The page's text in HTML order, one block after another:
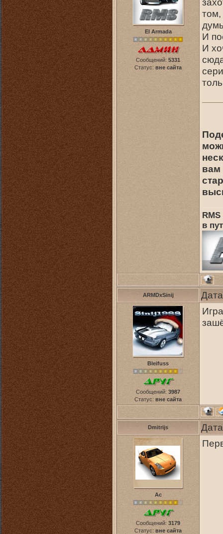
El Armada
Сообщений: 5331
Статус: вне сайта
том,
И
И
вам
в
ARMDxSinij
Bleifuss
Сообщений: 3987
Статус: вне сайта
Dmitrijs
Ас
Сообщений: 3179
Статус: вне сайта